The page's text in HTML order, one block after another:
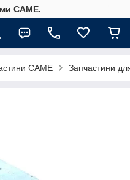
CAME.
CAME Запчастини